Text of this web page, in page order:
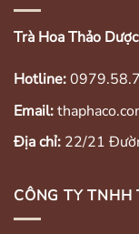
Trà Hoa Thảo
Hotline:
Email:
Địa chỉ: 22/21
CÔNG TY